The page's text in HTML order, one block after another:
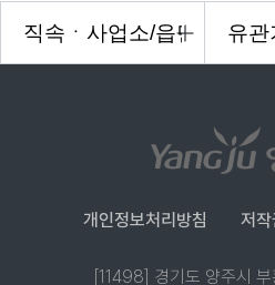
개인정보처리방침 저
[11498] 경기도 양주시